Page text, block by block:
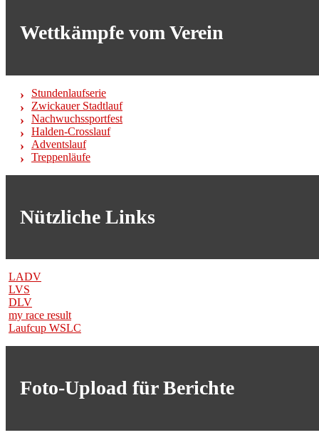
Wettkämpfe vom Verein
Stundenlaufserie
Zwickauer Stadtlauf
Nachwuchssportfest
Halden-Crosslauf
Adventslauf
Treppenläufe
Nützliche Links
LADV
LVS
DLV
my race result
Laufcup WSLC
Foto-Upload für Berichte